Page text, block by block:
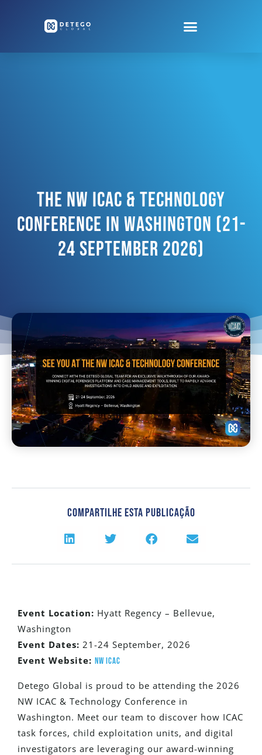
The NW ICAC & Technology
Conference In Washington (21-
24 September 2026)
Compartilhe Esta Publicação
Event Location: Hyatt Regency – Bellevue,
Washington
Event Dates: 21-24 September, 2026
Event Website: NW ICAC
Detego Global is proud to be attending the 2026
NW ICAC & Technology Conference in
Washington. Meet our team to discover how ICAC
task forces, child exploitation units, and digital
investigators are leveraging our award-winning